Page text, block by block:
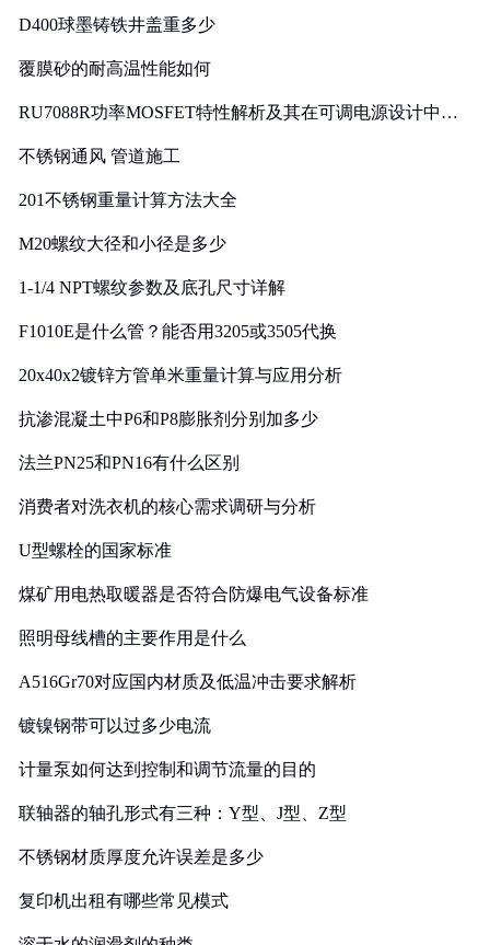
D400球墨铸铁井盖重多少
覆膜砂的耐高温性能如何
RU7088R功率MOSFET特性解析及其在可调电源设计中的
不锈钢通风 管道施工
201不锈钢重量计算方法大全
M20螺纹大径和小径是多少
1-1/4 NPT螺纹参数及底孔尺寸详解
F1010E是什么管？能否用3205或3505代换
20x40x2镀锌方管单米重量计算与应用分析
抗渗混凝土中P6和P8膨胀剂分别加多少
法兰PN25和PN16有什么区别
消费者对洗衣机的核心需求调研与分析
U型螺栓的国家标准
煤矿用电热取暖器是否符合防爆电气设备标准
照明母线槽的主要作用是什么
A516Gr70对应国内材质及低温冲击要求解析
镀镍钢带可以过多少电流
计量泵如何达到控制和调节流量的目的
联轴器的轴孔形式有三种：Y型、J型、Z型
不锈钢材质厚度允许误差是多少
复印机出租有哪些常见模式